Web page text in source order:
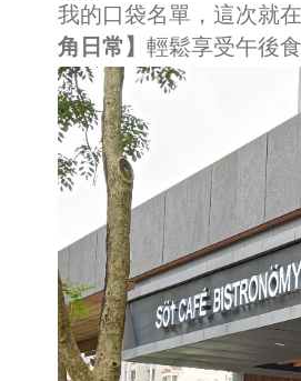
我的口袋名單，這次就
角日常】 輕鬆享受午後食